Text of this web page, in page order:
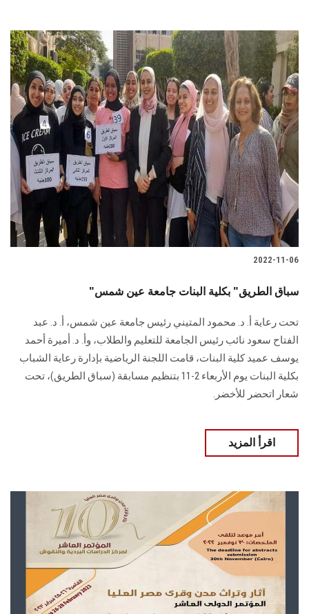
2022-11-06
"سباق الطريق" بكلية البنات جامعة عين شمس
تحت رعاية أ. د. محمود المتيني رئيس جامعة عين شمس، أ. د. عبد
الفتاح سعود نائب رئيس الجامعة للتعليم والطلاب، وأ. د. أميرة أحمد
يوسف عميد كلية البنات، قامت اللجنة الرياضية بإدارة رعاية الشباب
بكلية البنات يوم الأربعاء 2-11 بتنظيم مسابقة (سباق الطريق)، تحت
شعار اتحضر للأخضر.
اقرأ المزيد